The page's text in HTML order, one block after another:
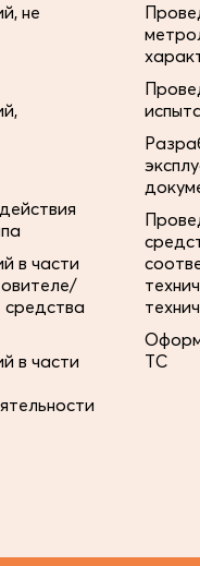
не
в части
в части
ТС